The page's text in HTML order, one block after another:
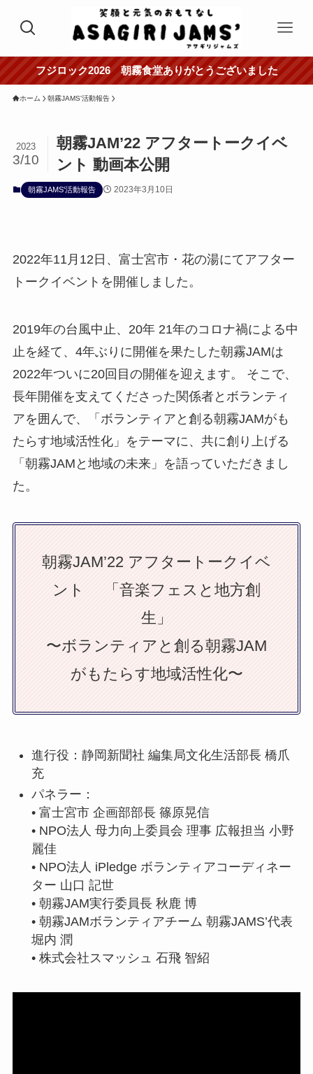
フジロック2026 朝霧食堂ありがとうございました
ホーム 朝霧JAMS'活動報告
朝霧JAM’22 アフタートークイベ
ント 動画本公開
2023
3/10
朝霧JAMS'活動報告 2023年3月10日
2022年11月12日、富士宮市・花の湯にてアフター
トークイベントを開催しました。
2019年の台風中止、20年 21年のコロナ禍による中
止を経て、4年ぶりに開催を果たした朝霧JAMは
2022年ついに20回目の開催を迎えます。 そこで、
長年開催を支えてくださった関係者とボランティ
アを囲んで、「ボランティアと創る朝霧JAMがも
たらす地域活性化」をテーマに、共に創り上げる
「朝霧JAMと地域の未来」を語っていただきまし
た。
朝霧JAM’22 アフタートークイベ
ント 「音楽フェスと地方創
生」
〜ボランティアと創る朝霧JAM
がもたらす地域活性化〜
進行役：静岡新聞社 編集局文化生活部長 橋爪
充
パネラー：
• 富士宮市 企画部部長 篠原晃信
• NPO法人 母力向上委員会 理事 広報担当 小野
麗佳
• NPO法人 iPledge ボランティアコーディネー
ター 山口 記世
• 朝霧JAM実行委員長 秋鹿 博
• 朝霧JAMボランティアチーム 朝霧JAMS’代表
堀内 潤
• 株式会社スマッシュ 石飛 智紹